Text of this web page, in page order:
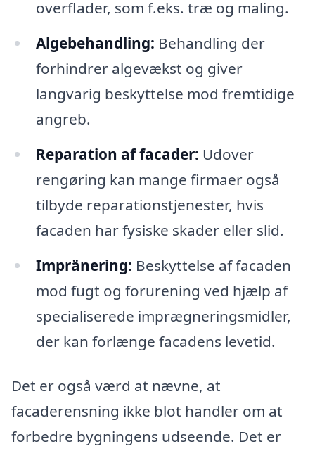
overflader, som f.eks. træ og maling.
Algebehandling: Behandling der
forhindrer algevækst og giver
langvarig beskyttelse mod fremtidige
angreb.
Reparation af facader: Udover
rengøring kan mange firmaer også
tilbyde reparationstjenester, hvis
facaden har fysiske skader eller slid.
Impränering: Beskyttelse af facaden
mod fugt og forurening ved hjælp af
specialiserede imprægneringsmidler,
der kan forlænge facadens levetid.
Det er også værd at nævne, at
facaderensning ikke blot handler om at
forbedre bygningens udseende. Det er